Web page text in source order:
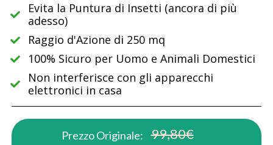
Evita la Puntura di Insetti (ancora di più
adesso)
Raggio d'Azione di 250 mq
100% Sicuro per Uomo e Animali Domestici
Non interferisce con gli apparecchi
elettronici in casa
Prezzo Originale: 99,80€